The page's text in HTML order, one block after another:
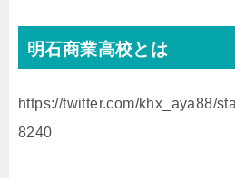
明石商業高校とは
https://twitter.com/khx_aya88/
8240